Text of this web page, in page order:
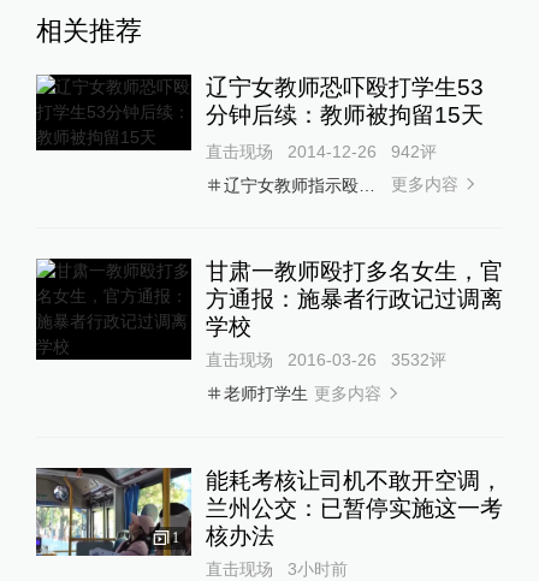
相关推荐
辽宁女教师恐吓殴打学生53
分钟后续：教师被拘留15天
直击现场 2014-12-26 942评
辽宁女教师指示殴打学生
更多内容
甘肃一教师殴打多名女生，官
方通报：施暴者行政记过调离
学校
直击现场 2016-03-26 3532评
老师打学生 更多内容
1
能耗考核让司机不敢开空调，
兰州公交：已暂停实施这一考
核办法
直击现场 3小时前